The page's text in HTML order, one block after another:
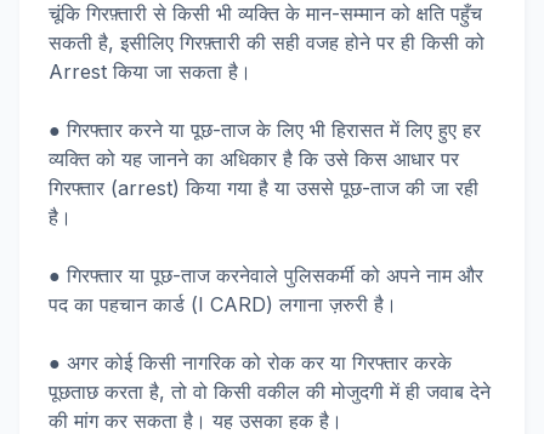
चूंकि गिरफ़्तारी से किसी भी व्यक्ति के मान-सम्मान को क्षति पहुँच
सकती है, इसीलिए गिरफ़्तारी की सही वजह होने पर ही किसी को
Arrest किया जा सकता है।
● गिरफ्तार करने या पूछ-ताज के लिए भी हिरासत में लिए हुए हर
व्यक्ति को यह जानने का अधिकार है कि उसे किस आधार पर
गिरफ्तार (arrest) किया गया है या उससे पूछ-ताज की जा रही
है।
● गिरफ्तार या पूछ-ताज करनेवाले पुलिसकर्मी को अपने नाम और
पद का पहचान कार्ड (I CARD) लगाना ज़रुरी है।
● अगर कोई किसी नागरिक को रोक कर या गिरफ्तार करके
पूछताछ करता है, तो वो किसी वकील की मोजुदगी में ही जवाब देने
की मांग कर सकता है। यह उसका हक है।